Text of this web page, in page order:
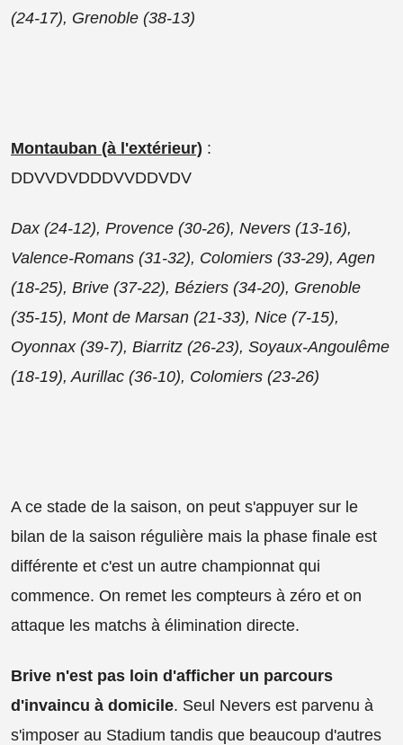
(24-17), Grenoble (38-13)
Montauban (à l'extérieur) :
DDVVDVDDDVVDDVDV
Dax (24-12), Provence (30-26), Nevers (13-16),
Valence-Romans (31-32), Colomiers (33-29), Agen
(18-25), Brive (37-22), Béziers (34-20), Grenoble
(35-15), Mont de Marsan (21-33), Nice (7-15),
Oyonnax (39-7), Biarritz (26-23), Soyaux-Angoulême
(18-19), Aurillac (36-10), Colomiers (23-26)
A ce stade de la saison, on peut s'appuyer sur le
bilan de la saison régulière mais la phase finale est
différente et c'est un autre championnat qui
commence. On remet les compteurs à zéro et on
attaque les matchs à élimination directe.
Brive n'est pas loin d'afficher un parcours
d'invaincu à domicile. Seul Nevers est parvenu à
s'imposer au Stadium tandis que beaucoup d'autres